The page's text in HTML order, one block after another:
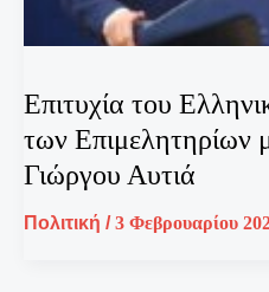
Επιτυχία του
των Επιμελητηρίων
Γιώργου Αυτιά
Πολιτική /3 Φεβρουαρίου